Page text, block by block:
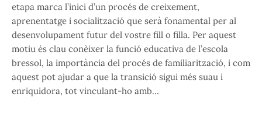
etapa marca l’inici d’un procés de creixement,
aprenentatge i socialització que serà fonamental per al
desenvolupament futur del vostre fill o filla. Per aquest
motiu és clau conèixer la funció educativa de l’escola
bressol, la importància del procés de familiarització, i com
aquest pot ajudar a que la transició sigui més suau i
enriquidora, tot vinculant-ho amb…